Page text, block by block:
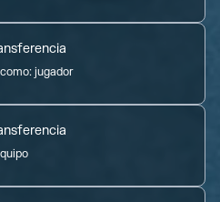
jugador